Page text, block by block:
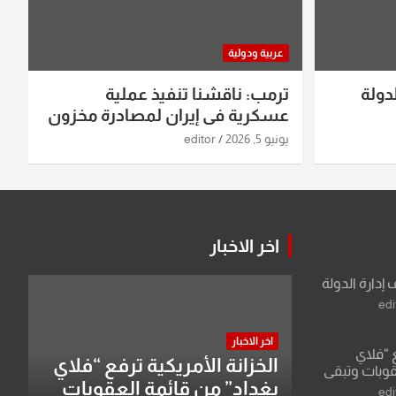
عربية ودولية
ترمب: ناقشنا تنفيذ عملية
عسكرية في إيران لمصادرة مخزون
اليورانيوم
يونيو 5, 2026 editor
الدولة
“فلاي
وتبقي
اخر الاخبار
اخر الاخبار
الخزانة الأمريكية ترفع “فلاي
بغداد” من قائمة العقوبات